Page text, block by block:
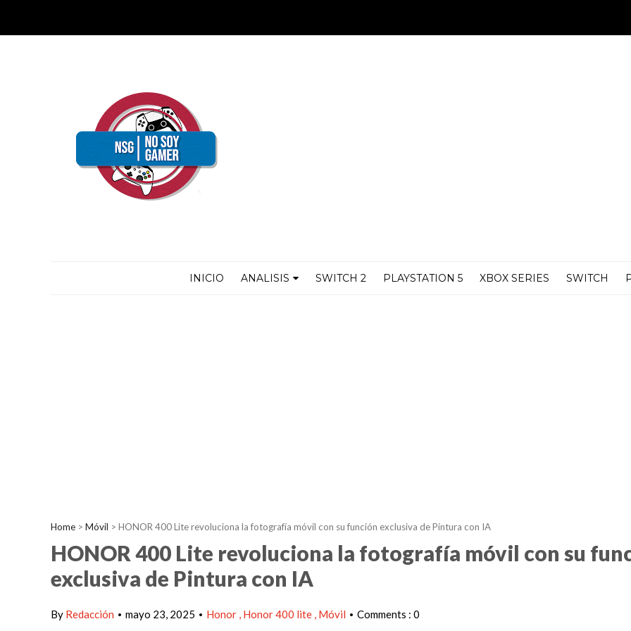
INICIO ANALISIS SWITCH 2 PLAYSTATION 5 XBOX SERIES SWITCH
Home > Móvil > HONOR 400 Lite revoluciona la fotografía móvil con su función exclusiva de Pintura con IA
HONOR 400 Lite revoluciona la fotografía móvil con su
exclusiva de Pintura con IA
By Redacción • mayo 23, 2025 • Honor Honor 400 lite Móvil • Comments : 0